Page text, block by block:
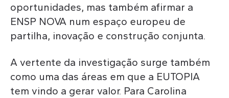
oportunidades, mas também afirmar a
ENSP NOVA num espaço europeu de
partilha, inovação e construção conjunta.
A vertente da investigação surge também
como uma das áreas em que a EUTOPIA
tem vindo a gerar valor. Para Carolina